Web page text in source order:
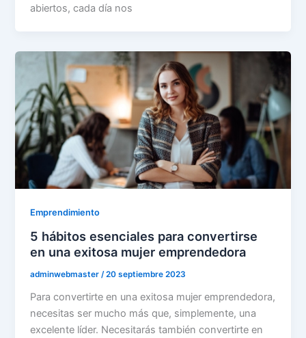
abiertos, cada día nos
Emprendimiento
5 hábitos esenciales para convertirse
en una exitosa mujer emprendedora
adminwebmaster /20 septiembre 2023
Para convertirte en una exitosa mujer emprendedora,
necesitas ser mucho más que, simplemente, una
excelente líder. Necesitarás también convertirte en